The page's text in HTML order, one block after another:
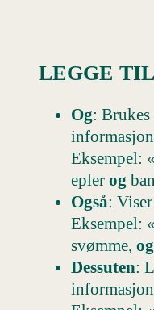
LEGGE TIL
Og:
Eksempel:
epler og
Også:
Eksempel:
svømme,
Dessuten: